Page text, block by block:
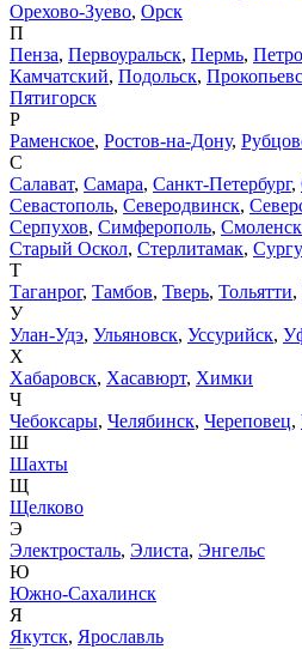
Орехово-Зуево, Орск
П
Пенза, Первоуральск, Пермь,
Камчатский, Подольск,
Пятигорск
Р
Раменское, Ростов-на-Дону,
С
Салават, Самара, Санкт-Петербург,
Севастополь, Северодвинск,
Серпухов, Симферополь, Смоленск
Старый Оскол, Стерлитамак,
Т
Таганрог, Тамбов, Тверь, Тольятти,
У
Улан-Удэ, Ульяновск, Уссурийск,
Х
Хабаровск, Хасавюрт, Химки
Ч
Чебоксары, Челябинск, Череповец,
Ш
Шахты
Щ
Щелково
Э
Электросталь, Элиста, Энгельс
Ю
Южно-Сахалинск
Я
Якутск, Ярославль